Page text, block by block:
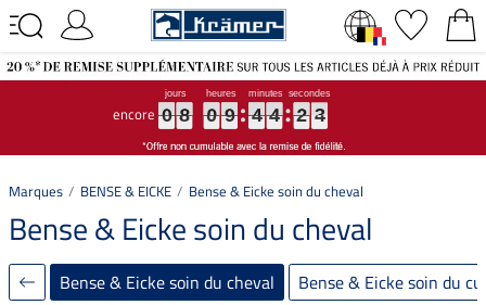
encore 0
0
0
0 8
8
8
8 0
0
0
0 9
9
9
9 4
4
4
4 4
4
4
4 2
2
2
2 3
3
3
3
Marques BENSE & EICKE Bense & Eicke soin du cheval
Bense & Eicke soin du cheval
Bense & Eicke soin du cheval Bense & Eicke soin du